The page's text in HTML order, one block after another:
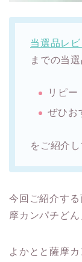
当選品レ
までの当
リピー
ぜひお
をご紹介し
今回ご紹介す
摩カンパチどん
よかとと薩摩